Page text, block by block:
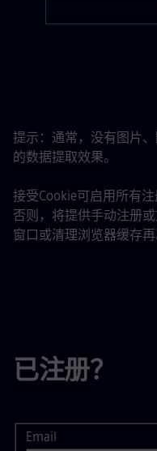
已注册？
登录
Email
提示：通常，没有图片
的数据提取效果。
接受Cookie可启用所有
否则，将提供手动注册
窗口或清理浏览器缓存再